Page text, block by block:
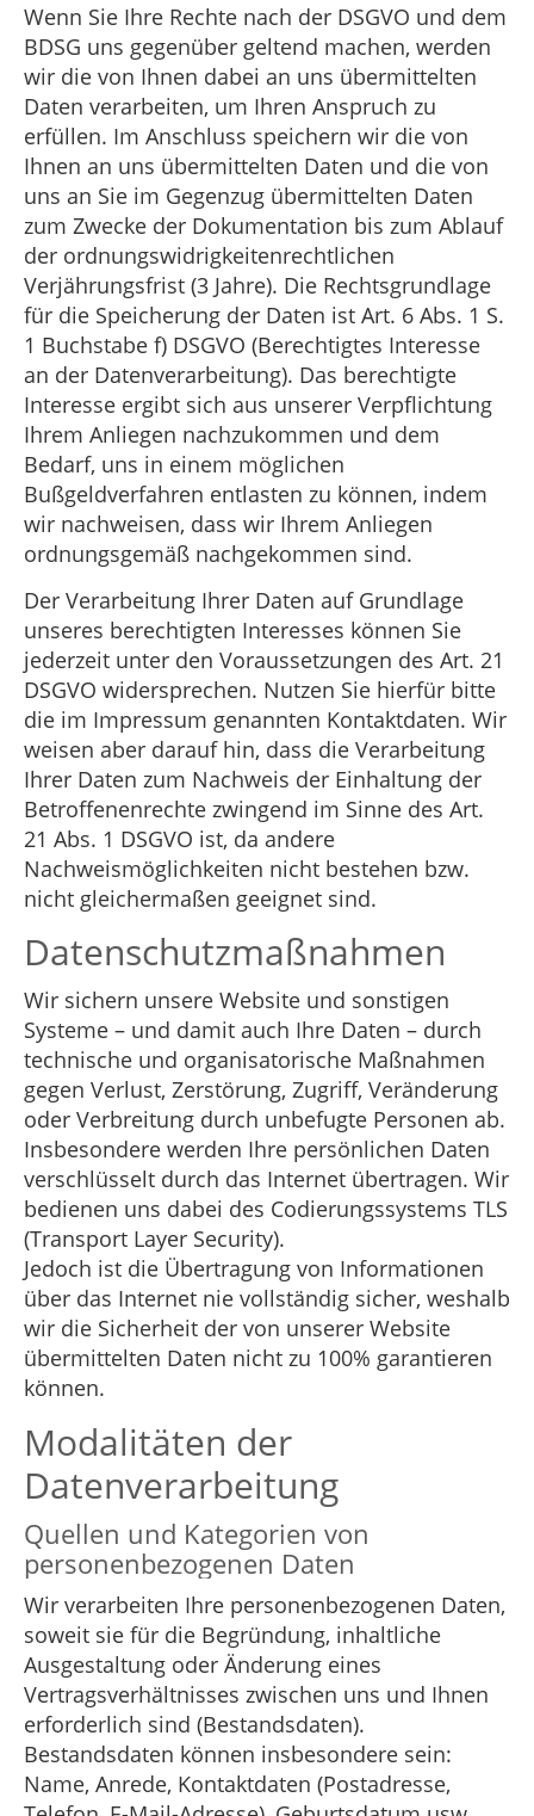
Wenn Sie Ihre Rechte nach der DSGVO und dem
BDSG uns gegenüber geltend machen, werden
wir die von Ihnen dabei an uns übermittelten
Daten verarbeiten, um Ihren Anspruch zu
erfüllen. Im Anschluss speichern wir die von
Ihnen an uns übermittelten Daten und die von
uns an Sie im Gegenzug übermittelten Daten
zum Zwecke der Dokumentation bis zum Ablauf
der ordnungswidrigkeitenrechtlichen
Verjährungsfrist (3 Jahre). Die Rechtsgrundlage
für die Speicherung der Daten ist Art. 6 Abs. 1 S.
1 Buchstabe f) DSGVO (Berechtigtes Interesse
an der Datenverarbeitung). Das berechtigte
Interesse ergibt sich aus unserer Verpflichtung
Ihrem Anliegen nachzukommen und dem
Bedarf, uns in einem möglichen
Bußgeldverfahren entlasten zu können, indem
wir nachweisen, dass wir Ihrem Anliegen
ordnungsgemäß nachgekommen sind.
Der Verarbeitung Ihrer Daten auf Grundlage
unseres berechtigten Interesses können Sie
jederzeit unter den Voraussetzungen des Art. 21
DSGVO widersprechen. Nutzen Sie hierfür bitte
die im Impressum genannten Kontaktdaten. Wir
weisen aber darauf hin, dass die Verarbeitung
Ihrer Daten zum Nachweis der Einhaltung der
Betroffenenrechte zwingend im Sinne des Art.
21 Abs. 1 DSGVO ist, da andere
Nachweismöglichkeiten nicht bestehen bzw.
nicht gleichermaßen geeignet sind.
Datenschutzmaßnahmen
Wir sichern unsere Website und sonstigen
Systeme – und damit auch Ihre Daten – durch
technische und organisatorische Maßnahmen
gegen Verlust, Zerstörung, Zugriff, Veränderung
oder Verbreitung durch unbefugte Personen ab.
Insbesondere werden Ihre persönlichen Daten
verschlüsselt durch das Internet übertragen. Wir
bedienen uns dabei des Codierungssystems TLS
(Transport Layer Security).
Jedoch ist die Übertragung von Informationen
über das Internet nie vollständig sicher, weshalb
wir die Sicherheit der von unserer Website
übermittelten Daten nicht zu 100% garantieren
können.
Modalitäten der
Datenverarbeitung
Quellen und Kategorien von
personenbezogenen Daten
Wir verarbeiten Ihre personenbezogenen Daten,
soweit sie für die Begründung, inhaltliche
Ausgestaltung oder Änderung eines
Vertragsverhältnisses zwischen uns und Ihnen
erforderlich sind (Bestandsdaten).
Bestandsdaten können insbesondere sein:
Name, Anrede, Kontaktdaten (Postadresse,